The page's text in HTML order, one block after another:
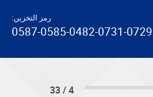
رمز التخزين:
0587-0585-0482-0731-0729
4 / 33